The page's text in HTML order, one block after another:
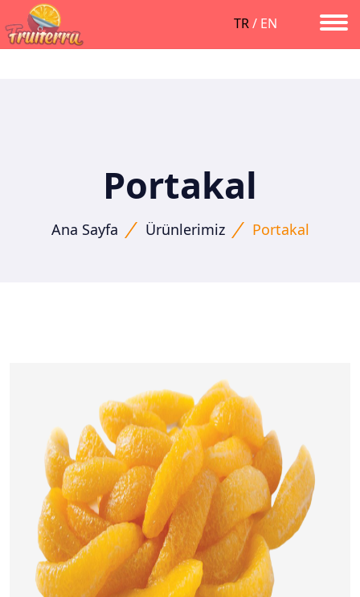
/*yeni eklendi */
>
TR/ EN
Portakal
Ana Sayfa Ürünlerimiz Portakal